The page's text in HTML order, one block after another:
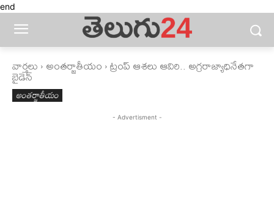
end
వార్తలు అంతర్జాతీయం ట్రంప్‌ ఆశలు ఆవిరి.. అగ్రరాజ్యాధినేతగా
బైడెన్
అంతర్జాతీయం
- Advertisment -